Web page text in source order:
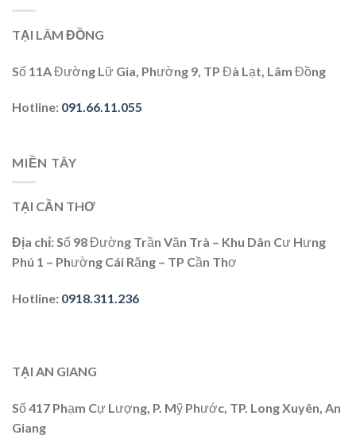
TẠI LÂM ĐỒNG
Số 11A Đường Lữ Gia, Phường 9, TP Đà Lạt, Lâm Đồng
Hotline: 091.66.11.055
MIỀN TÂY
TẠI CẦN THƠ
Địa chỉ: Số 98 Đường Trần Văn Trà – Khu Dân Cư Hưng
Phú 1 – Phường Cái Răng – TP Cần Thơ
Hotline: 0918.311.236
TẠI AN GIANG
Số 417 Phạm Cự Lượng, P. Mỹ Phước, TP. Long Xuyên, An
Giang